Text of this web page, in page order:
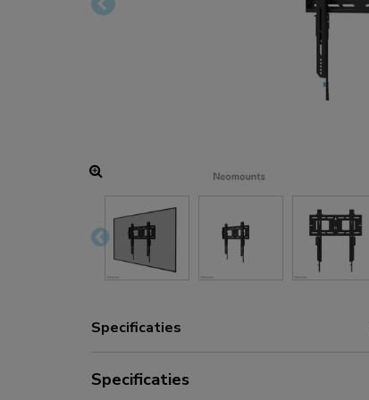
Oplaad- en stroomhubs
Specificaties
Specificaties